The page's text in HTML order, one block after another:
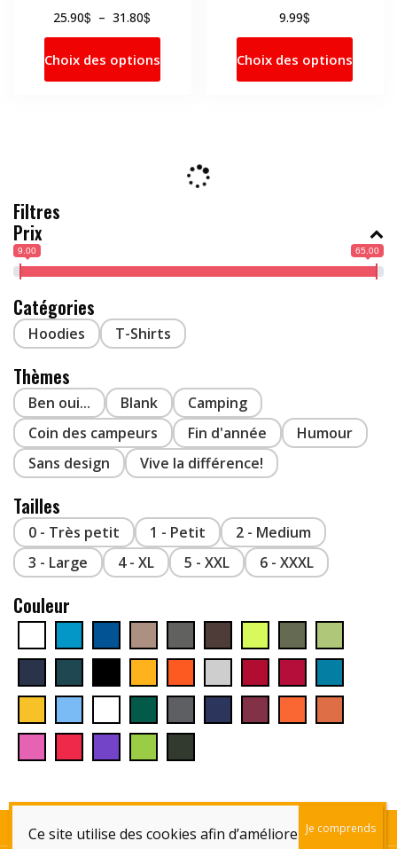
25.90$ – 31.80$
de
25.90$
à
Choix des options
Ce
produit
a
options
peuvent
la
du
produit
9.99$
Choix des options
Ce
a
sur
la
Filtres
Prix
9.00 65.00
Catégories
Hoodies T-Shirts
Thèmes
Ben oui... Blank
Camping
Coin des campeurs
Fin d'année
Humour
Sans design
Vive la différence!
Tailles
0 - Très petit 1 - Petit
2 - Medium
3 - Large
4 - XL 5 - XXL 6 - XXXL
Couleur
Qui sommes-nous! Remboursements et Retours Livraison
Contactez-Nous!
Ce site utilise des cookies afin d’améliorer